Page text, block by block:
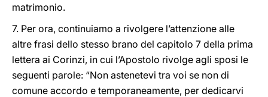
matrimonio.
7. Per ora, continuiamo a rivolgere l’attenzione alle
altre frasi dello stesso brano del capitolo 7 della prima
lettera ai Corinzi, in cui l’Apostolo rivolge agli sposi le
seguenti parole: “Non astenetevi tra voi se non di
comune accordo e temporaneamente, per dedicarvi